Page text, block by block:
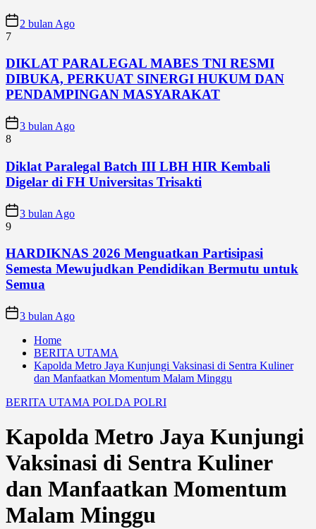
2 bulan Ago
7
DIKLAT PARALEGAL MABES TNI RESMI
DIBUKA, PERKUAT SINERGI HUKUM DAN
PENDAMPINGAN MASYARAKAT
3 bulan Ago
8
Diklat Paralegal Batch III LBH HIR Kembali
Digelar di FH Universitas Trisakti
3 bulan Ago
9
HARDIKNAS 2026 Menguatkan Partisipasi
Semesta Mewujudkan Pendidikan Bermutu untuk
Semua
3 bulan Ago
Home
BERITA UTAMA
Kapolda Metro Jaya Kunjungi Vaksinasi di Sentra Kuliner
dan Manfaatkan Momentum Malam Minggu
BERITA UTAMA POLDA POLRI
Kapolda Metro Jaya Kunjungi
Vaksinasi di Sentra Kuliner
dan Manfaatkan Momentum
Malam Minggu